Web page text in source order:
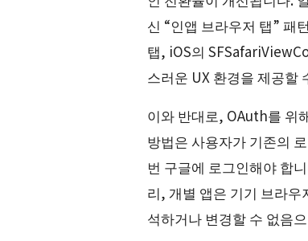
신 “인앱 브라우저 탭” 패
탭, iOS의
스러운 UX 환경을 제공할
이와 반대로, OAuth를 위
방법은 사용자가 기존의
번 구글에 로그인해야 합
리, 개별 앱은 기기 브라
석하거나 변경할 수 없음